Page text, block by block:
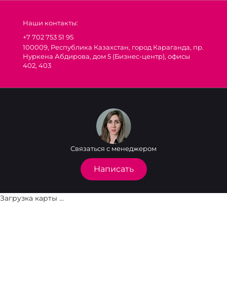
Наши контакты:
+7 702 753 51 95
100009, Республика Казахстан, город Караганда, пр.
Нуркена Абдирова, дом 5 (Бизнес-центр), офисы
402, 403
Связаться с менеджером
Написать
Загрузка карты ...